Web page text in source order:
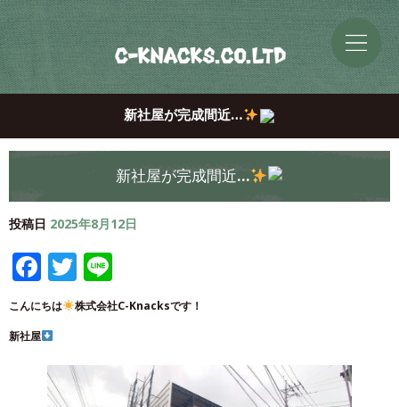
新社屋が完成間近…
新社屋が完成間近…
投稿日 2025年8月12日
Facebook
Twitter
こんにちは
株式会社C-Knacksです！
新社屋